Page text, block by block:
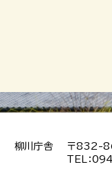
柳川庁舎
〒832-
TEL：